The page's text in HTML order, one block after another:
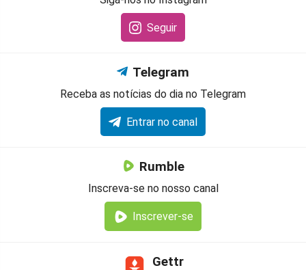
Seguir
Telegram
Receba as notícias do dia no Telegram
Entrar no canal
Rumble
Inscreva-se no nosso canal
Inscrever-se
Gettr